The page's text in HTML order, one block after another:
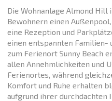
Die Wohnanlage Almond
Bewohnern einen
eine Rezeption und
einen entspannten Familien-
zum Ferienort Sunny Beach
allen Annehmlichkeiten und
Ferienortes, während
Komfort und Ruhe erhalten
aufgrund ihrer durchdachten